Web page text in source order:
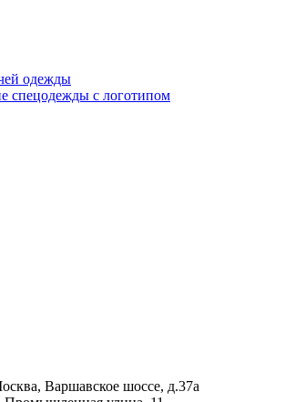
одежды
спецодежды с логотипом
Варшавское шоссе, д.37а